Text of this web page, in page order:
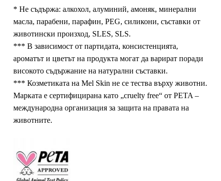
* Не съдържа: алкохол, алуминий, амоняк, минерални
масла, парабени, парафин, PEG, силикони, съставки от
животински произход, SLES, SLS.
*** В зависимост от партидата, консистенцията,
ароматът и цветът на продукта могат да варират поради
високото съдържание на натурални съставки.
*** Козметиката на Mel Skinне се тества върху животни.
Марката е сертифицирана като „cruelty free“ от PETA –
международна организация за защита на правата на
животните.